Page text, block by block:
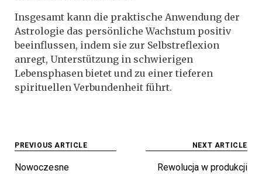
Insgesamt kann die praktische Anwendung der
Astrologie das persönliche Wachstum positiv
beeinflussen, indem sie zur Selbstreflexion
anregt, Unterstützung in schwierigen
Lebensphasen bietet und zu einer tieferen
spirituellen Verbundenheit führt.
Beitragsnavigation
PREVIOUS ARTICLE
Nowoczesne
NEXT ARTICLE
Rewolucja w produkcji